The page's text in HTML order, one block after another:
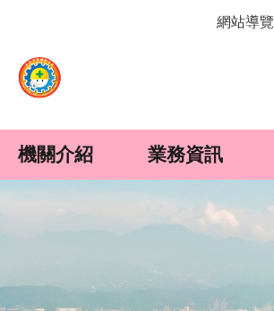
網站導覽
機關介紹 業務資訊